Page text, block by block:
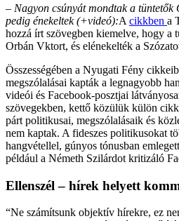
– Nagyon csúnyát mondtak a
pedig énekeltek (+videó):A cikkben a
hozzá írt szövegben kiemelve, hogy a
Orbán Vktort, és elénekelték a
Összességében a Nyugati Fény
megszólalásai kapták a legnagyobb
videói és Facebook-posztjai
szövegekben, kettő közülük külön
párt politikusai, megszólalásaik és
nem kaptak. A fideszes politikusokat
hangvétellel, gúnyos tónusban
például a Németh Szilárdot kritizáló
Ellenszél – hírek helyett
“Ne számítsunk objektív hírekre, ez